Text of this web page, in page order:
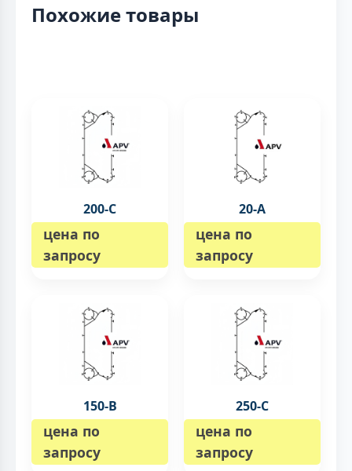
Похожие товары
200-C
цена по
запросу
20-А
цена по
запросу
150-B
цена по
запросу
250-C
цена по
запросу